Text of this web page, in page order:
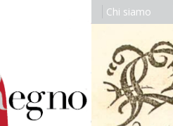
Chi siamo